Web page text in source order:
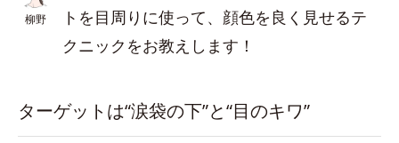
柳野
トを目周りに使って、顔色を良く見せるテ
クニックをお教えします！
ターゲットは“涙袋の下”と“目のキワ”